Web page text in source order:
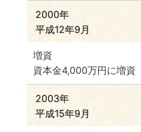
2000年
平成12年9月
増資
資本金4,000万円に増資
2003年
平成15年9月